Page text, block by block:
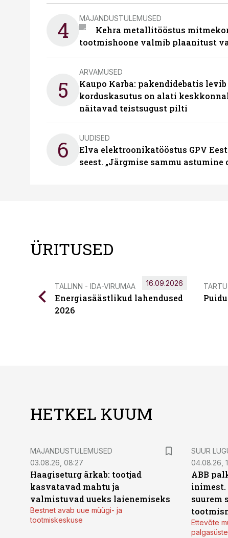
4 MAJANDUSTULEMUSED
Kehra metallitööstus
tootmishoone valmib plaanitust
5
ARVAMUSED
Kaupo Karba: pakendidebatis
korduskasutus on alati
näitavad teistsugust pilti
6 UUDISED
Elva elektroonikatööstus GPV
seest. „Järgmise sammu
ÜRITUSED
TALLINN - IDA-VIRUMAA
Energiasäästlikud lahendused
2026
16.09.2026 TARTU
HETKEL KUUM
MAJANDUSTULEMUSED
03.08.26, 08:27
Haagiseturg ärkab: tootjad
kasvatavad mahtu ja
valmistuvad uueks laienemiseks
Bestnet avab uue müügi- ja
tootmiskeskuse
SUUR
04.08.26,
ABB
inimest.
suurem
Ettevõte